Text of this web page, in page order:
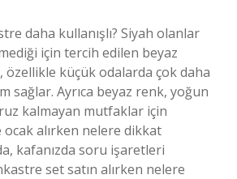
daha kullanışlı? Siyah olanlar
için tercih edilen beyaz
küçük odalarda çok daha
sağlar. Ayrıca beyaz renk, yoğun
kalmayan mutfaklar için
alırken nelere dikkat
kafanızda soru işaretleri
set satın alırken nelere